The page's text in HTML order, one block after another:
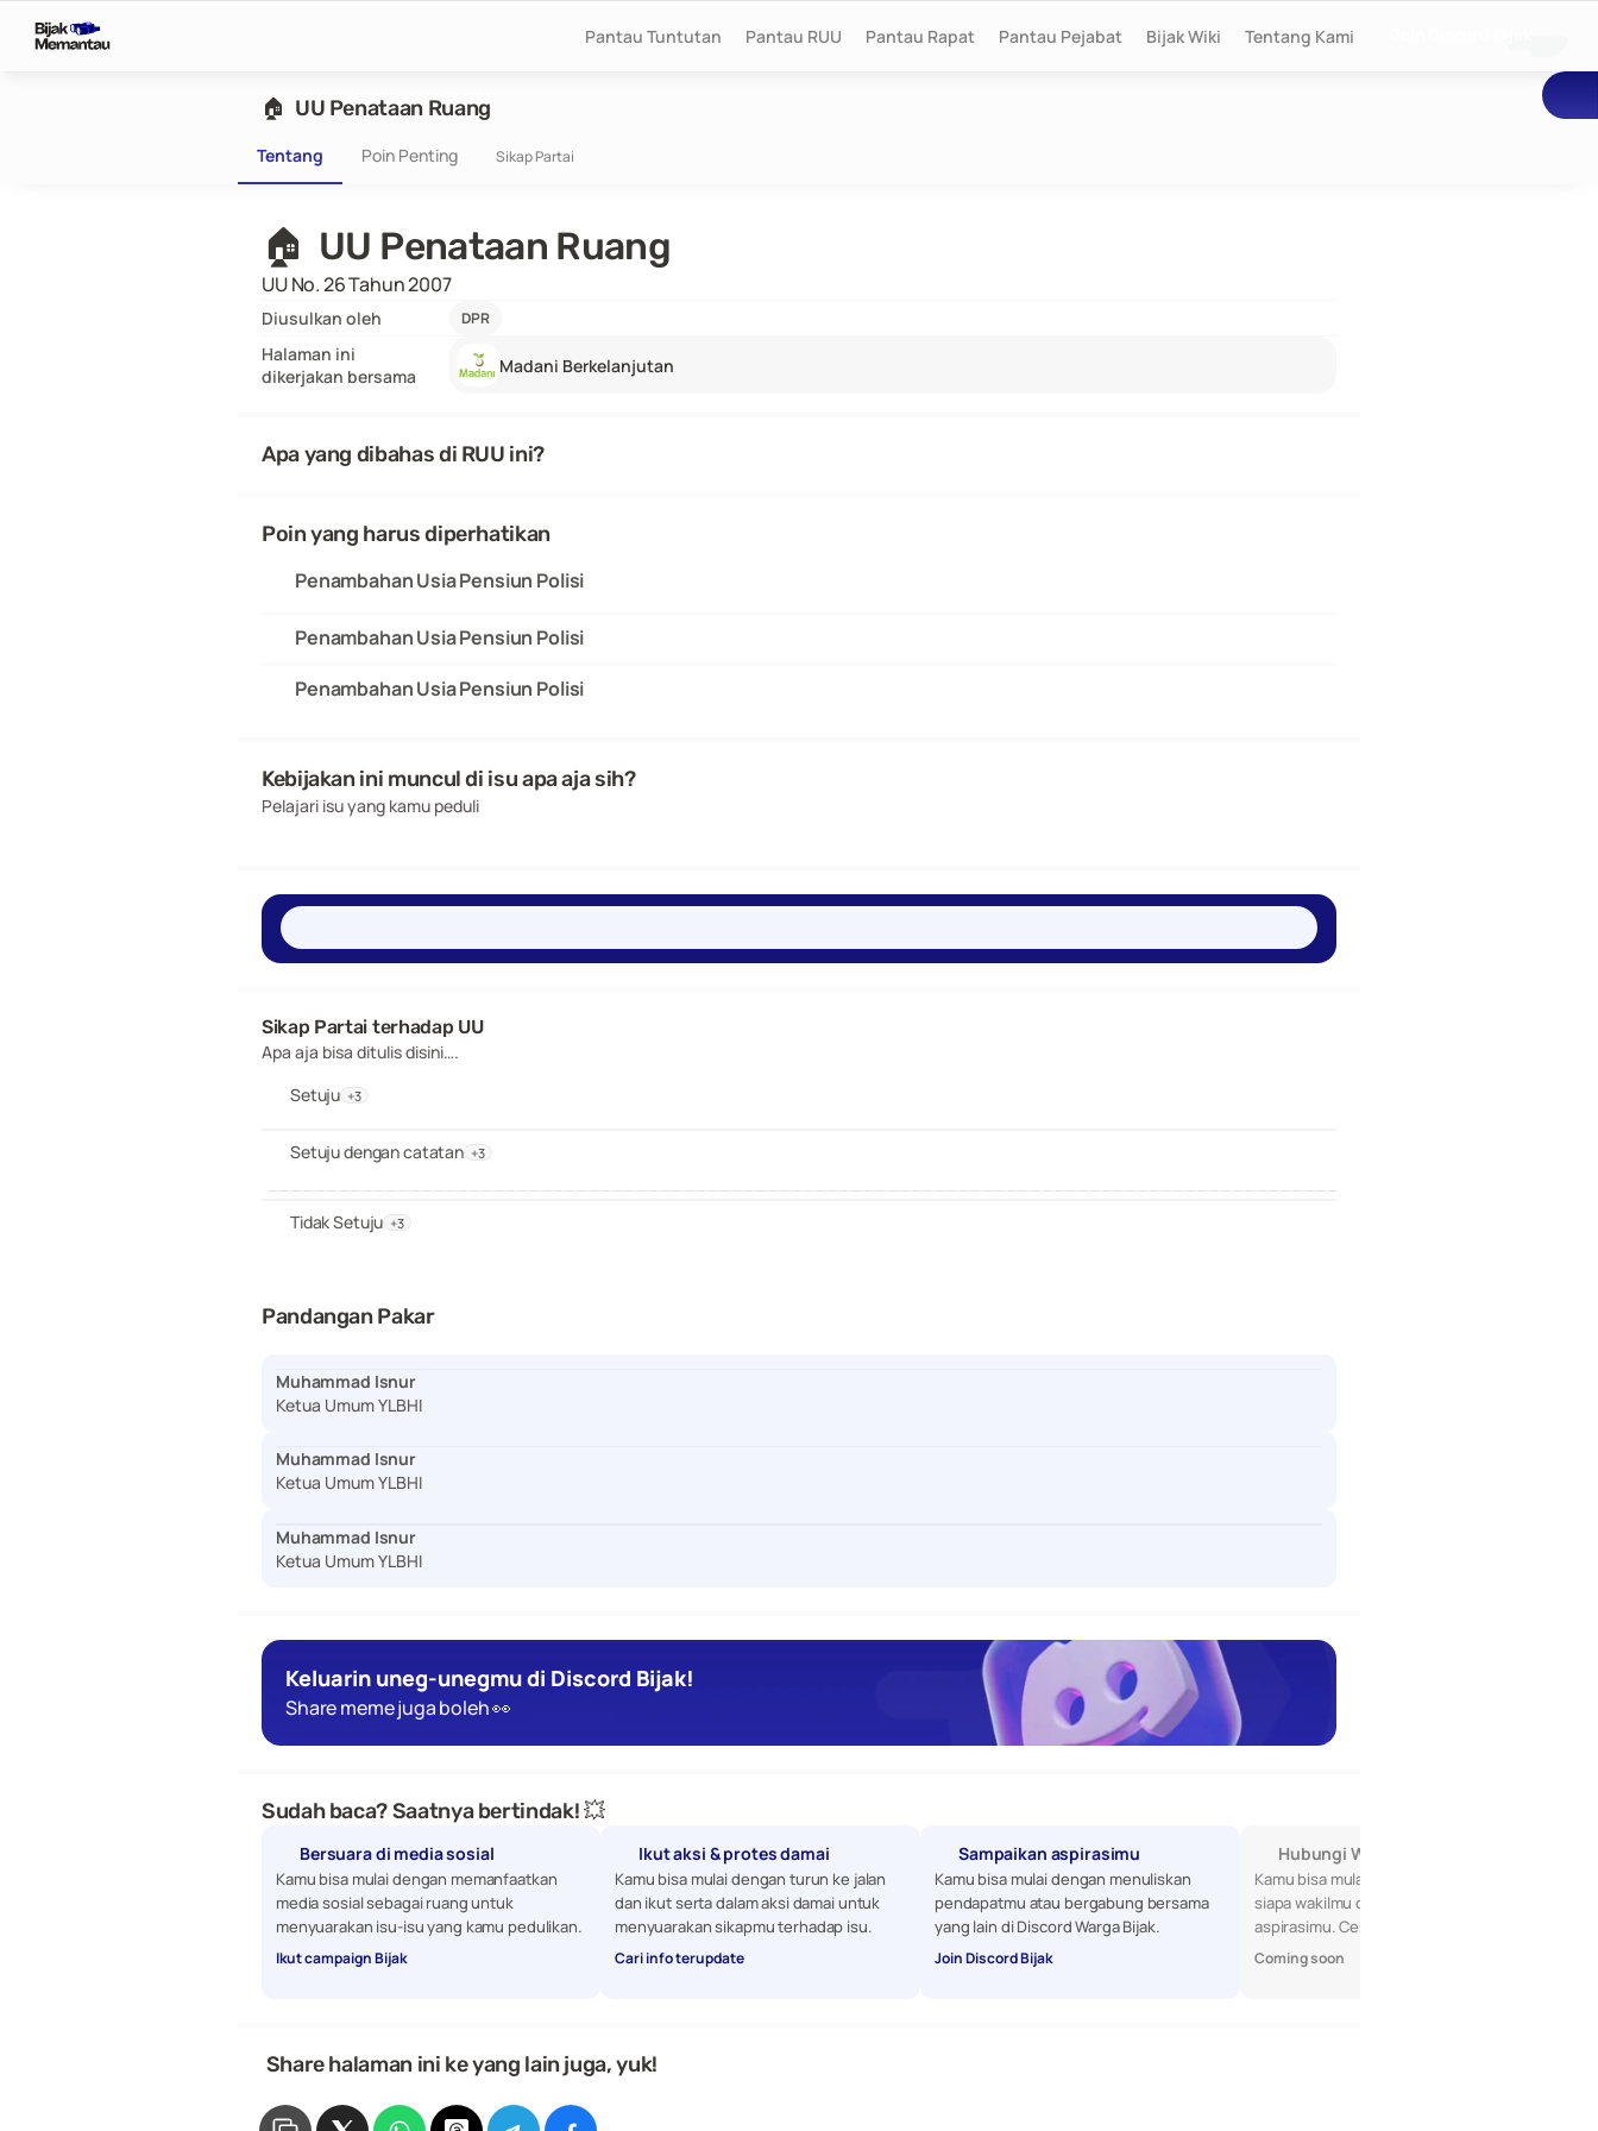
🏠  UU Penataan Ruang
Tentang Poin Penting Sikap Partai
🏠  UU Penataan Ruang
UU No. 26 Tahun 2007
Diusulkan oleh DPR
Halaman ini
dikerjakan bersama
Madani Berkelanjutan
Apa yang dibahas di RUU ini?
Poin yang harus diperhatikan
Penambahan Usia Pensiun Polisi
Penambahan Usia Pensiun Polisi
Penambahan Usia Pensiun Polisi
Kebijakan ini muncul di isu apa aja sih?
Pelajari isu yang kamu peduli
Sikap Partai terhadap UU
Apa aja bisa ditulis disini….
Setuju +3
Setuju dengan catatan +3
Tidak Setuju +3
Pandangan Pakar
Muhammad Isnur
Ketua Umum YLBHI
Muhammad Isnur
Ketua Umum YLBHI
Muhammad Isnur
Ketua Umum YLBHI
Keluarin uneg-unegmu di Discord Bijak!
Share meme juga boleh 👀
Sudah baca? Saatnya bertindak! 💥
Bersuara di media sosial
Kamu bisa mulai dengan memanfaatkan
media sosial sebagai ruang untuk
menyuarakan isu-isu yang kamu pedulikan.
Ikut campaign Bijak
Ikut aksi & protes damai
Kamu bisa mulai dengan turun ke jalan
dan ikut serta dalam aksi damai untuk
menyuarakan sikapmu terhadap isu.
Cari info terupdate
Sampaikan aspirasimu
Kamu bisa mulai dengan menuliskan
pendapatmu atau bergabung bersama
yang lain di Discord Warga Bijak.
Join Discord Bijak
Hubungi Wakilmu di DPR
Kamu bisa mulai dengan mencari tahu
siapa wakilmu di DPR, lalu sampaikan
aspirasimu. Cek profil mereka di sini!
Coming soon
Share halaman ini ke yang lain juga, yuk!
Pantau Tuntutan Pantau RUU Pantau Rapat Pantau Pejabat Bijak Wiki Tentang Kami